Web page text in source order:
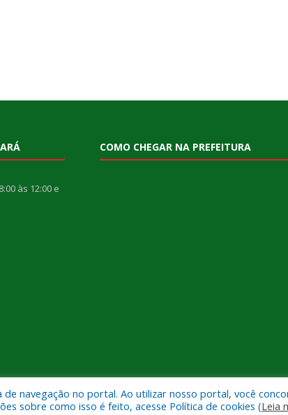
às 12:00 e
COMO CHEGAR NA PREFEITURA
navegação no portal. Ao utilizar nosso portal, você
sobre como isso é feito, acesse Política de cookies (Leia